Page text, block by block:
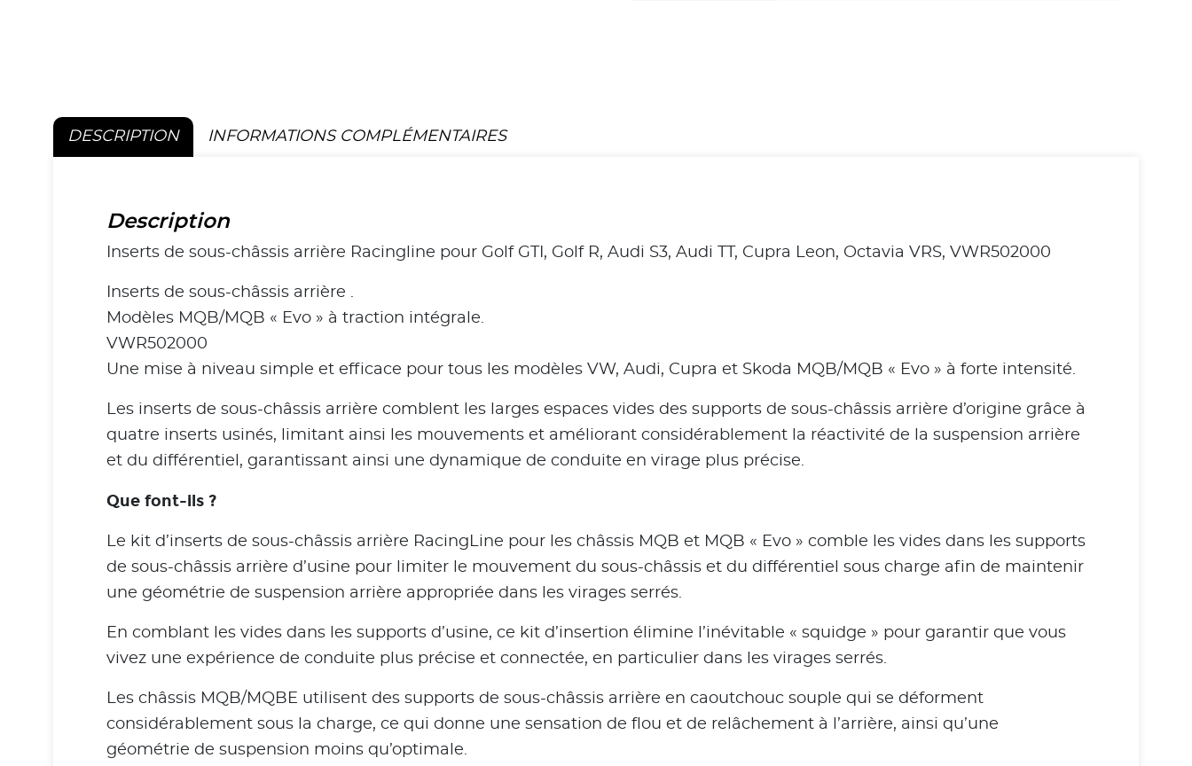
DESCRIPTION INFORMATIONS COMPLÉMENTAIRES
Description
Inserts de sous-châssis arrière Racingline pour Golf GTI, Golf R, Audi S3, Audi TT, Cupra Leon, Octavia VRS, VWR502000
Inserts de sous-châssis arrière .
Modèles MQB/MQB « Evo » à traction intégrale.
VWR502000
Une mise à niveau simple et efficace pour tous les modèles VW, Audi, Cupra et Skoda MQB/MQB « Evo » à forte intensité.
Les inserts de sous-châssis arrière comblent les larges espaces vides des supports de sous-châssis arrière d’origine grâce à
quatre inserts usinés, limitant ainsi les mouvements et améliorant considérablement la réactivité de la suspension arrière
et du différentiel, garantissant ainsi une dynamique de conduite en virage plus précise.
Que font-ils ?
Le kit d’inserts de sous-châssis arrière RacingLine pour les châssis MQB et MQB « Evo » comble les vides dans les supports
de sous-châssis arrière d’usine pour limiter le mouvement du sous-châssis et du différentiel sous charge afin de maintenir
une géométrie de suspension arrière appropriée dans les virages serrés.
En comblant les vides dans les supports d’usine, ce kit d’insertion élimine l’inévitable « squidge » pour garantir que vous
vivez une expérience de conduite plus précise et connectée, en particulier dans les virages serrés.
Les châssis MQB/MQBE utilisent des supports de sous-châssis arrière en caoutchouc souple qui se déforment
considérablement sous la charge, ce qui donne une sensation de flou et de relâchement à l’arrière, ainsi qu’une
géométrie de suspension moins qu’optimale.